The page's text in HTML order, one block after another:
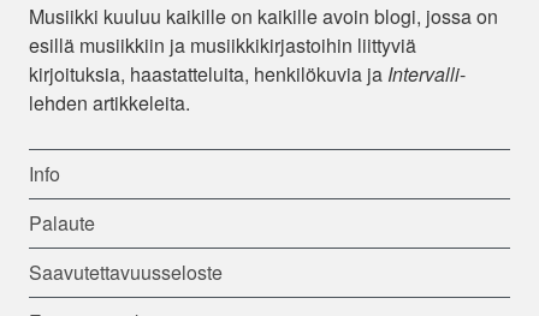
Musiikki kuuluu kaikille on kaikille avoin blogi, jossa on
esillä musiikkiin ja musiikkikirjastoihin liittyviä
kirjoituksia, haastatteluita, henkilökuvia ja Intervalli-
lehden artikkeleita.
Info
Palaute
Saavutettavuusseloste